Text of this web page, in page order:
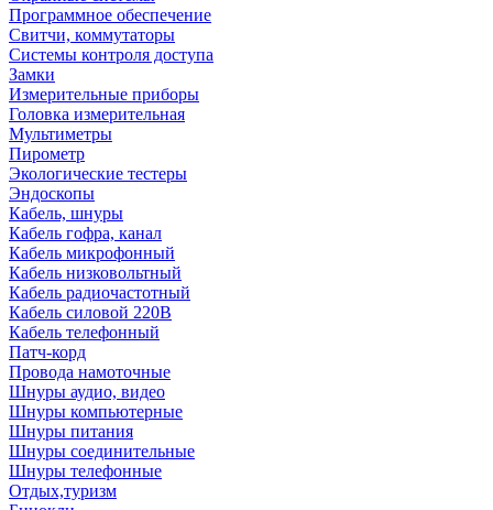
Программное обеспечение
Свитчи, коммутаторы
Системы контроля доступа
Замки
Измерительные приборы
Головка измерительная
Мультиметры
Пирометр
Экологические тестеры
Эндоскопы
Кабель, шнуры
Кабель гофра, канал
Кабель микрофонный
Кабель низковольтный
Кабель радиочастотный
Кабель силовой 220В
Кабель телефонный
Патч-корд
Провода намоточные
Шнуры аудио, видео
Шнуры компьютерные
Шнуры питания
Шнуры соединительные
Шнуры телефонные
Отдых,туризм